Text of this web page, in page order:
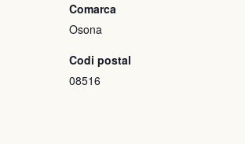
Comarca
Osona
Codi postal
08516